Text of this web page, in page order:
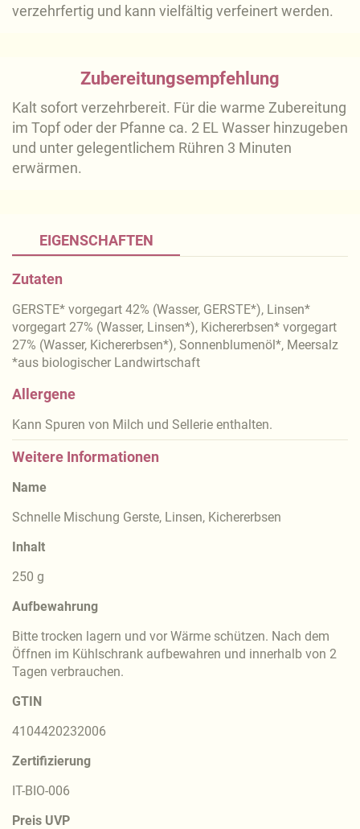
verzehrfertig und kann vielfältig verfeinert werden.
Zubereitungsempfehlung
Kalt sofort verzehrbereit. Für die warme Zubereitung
im Topf oder der Pfanne ca. 2 EL Wasser hinzugeben
und unter gelegentlichem Rühren 3 Minuten
erwärmen.
EIGENSCHAFTEN
Zutaten
GERSTE* vorgegart 42% (Wasser, GERSTE*), Linsen*
vorgegart 27% (Wasser, Linsen*), Kichererbsen* vorgegart
27% (Wasser, Kichererbsen*), Sonnenblumenöl*, Meersalz
*aus biologischer Landwirtschaft
Allergene
Kann Spuren von Milch und Sellerie enthalten.
Weitere Informationen
Name
Schnelle Mischung Gerste, Linsen, Kichererbsen
Inhalt
250 g
Aufbewahrung
Bitte trocken lagern und vor Wärme schützen. Nach dem
Öffnen im Kühlschrank aufbewahren und innerhalb von 2
Tagen verbrauchen.
GTIN
4104420232006
Zertifizierung
IT-BIO-006
Preis UVP